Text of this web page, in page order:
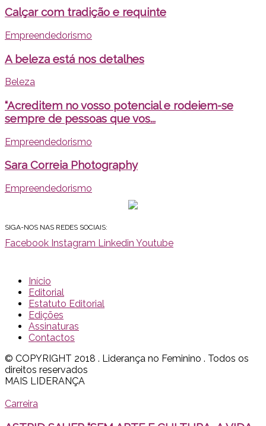
Calçar com tradição e requinte
Empreendedorismo
A beleza está nos detalhes
Beleza
“Acreditem no vosso potencial e rodeiem-se
sempre de pessoas que vos...
Empreendedorismo
Sara Correia Photography
Empreendedorismo
SIGA-NOS NAS REDES SOCIAIS:
Facebook Instagram Linkedin Youtube
Início
Editorial
Estatuto Editorial
Edições
Assinaturas
Contactos
© COPYRIGHT 2018 . Liderança no Feminino . Todos os
direitos reservados
MAIS LIDERANÇA
Carreira